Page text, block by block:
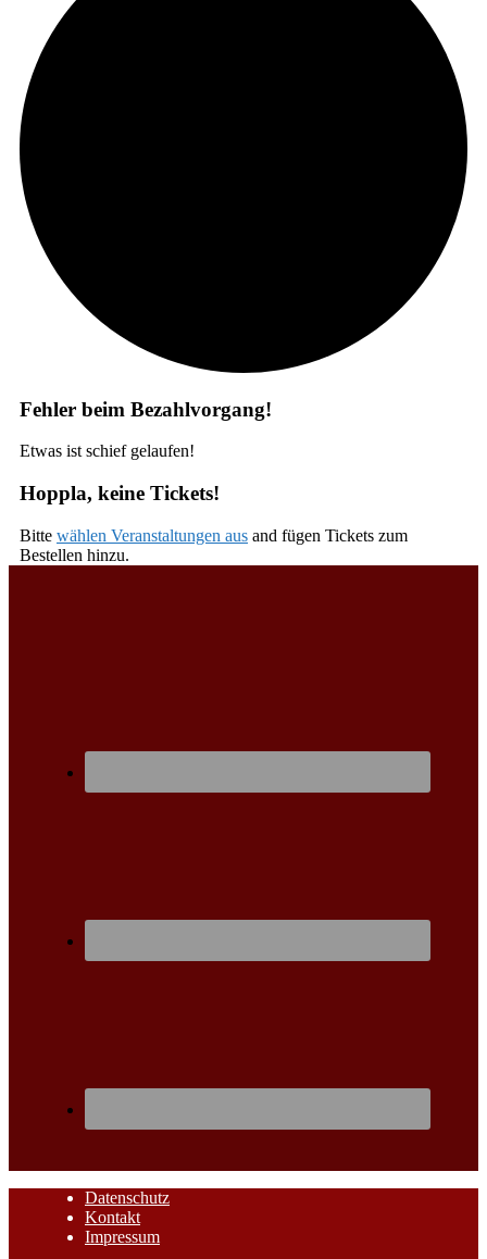
Fehler beim Bezahlvorgang!
Etwas ist schief gelaufen!
Hoppla, keine Tickets!
Bitte wählen Veranstaltungen aus and fügen Tickets zum
Bestellen hinzu.
Datenschutz
Kontakt
Impressum